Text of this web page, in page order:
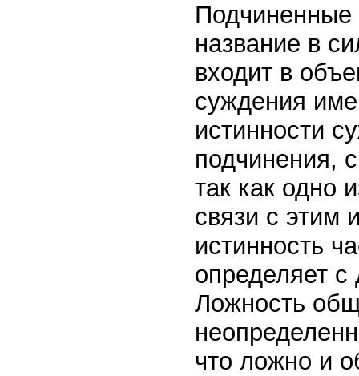
Подчиненные
название в
входит в
суждения
истинности
подчинения,
так как одно
связи с этим
истинность
определяет с
Ложность
что ложно и